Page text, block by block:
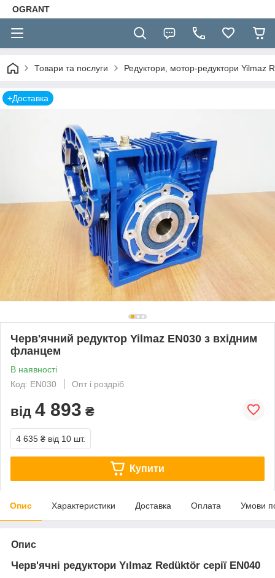
OGRANT
Товари та послуги Редуктори, мотор-редуктори Yilmaz
+Доставка
Черв'ячний редуктор Yilmaz EN030 з вхідним
фланцем
В наявності
Код: EN030
Опт і роздріб
від 4 893 ₴
4 635 ₴ від 10 шт.
Купити
Опис Характеристики Доставка Оплата Умови
Опис
Черв'ячні редуктори Yılmaz Redüktör серії EN040